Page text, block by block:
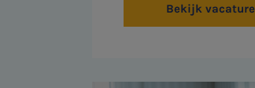
Bekijk vacature